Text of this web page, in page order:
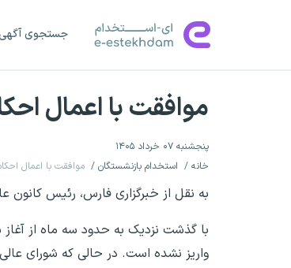
جستجوی
موافقت با اعمال احکام
پنجشنبه ۰۷ خرداد ۱۴۰۵
خانه
استخدام بازنشستگان موافقت با اعمال احکام
به نقل از خبرگزاری فارس، رئیس
با گذشت نزدیک به حدود سه ماه از
واریز نشده است. در حالی که شورای